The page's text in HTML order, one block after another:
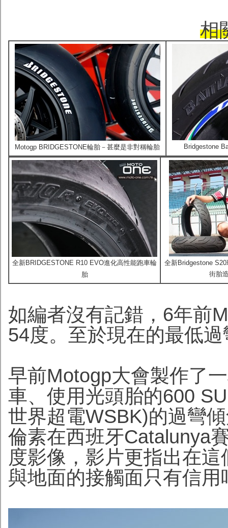
相
Motogp BRIDGESTONE輪胎－甚麼是非對稱輪胎 Bridgestone
全新BRIDGESTONE R10 EVO進化高性能跑車輪
胎
全新Bridgestone
街胎
如編者沒有記錯，6年前
54度。至於現在的最低
早前Motogp大會製作了
車、使用光頭胎的600
世界超電WSBK)的過彎
倫素在西班牙Catalunya
度影像，影片更指出在
與地面的接觸面只有信用